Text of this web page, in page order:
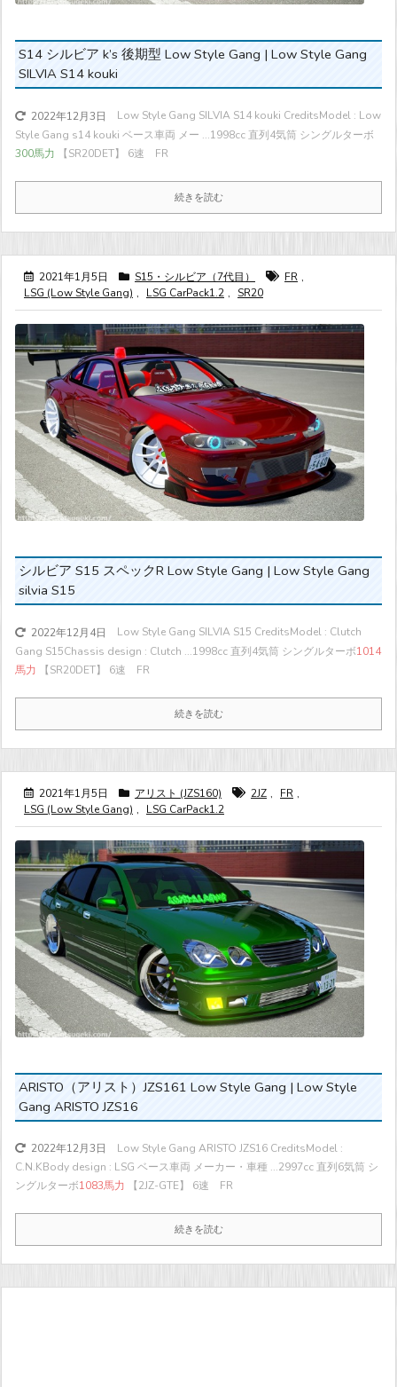
S14 シルビア k’s 後期型 Low Style Gang | Low Style Gang
SILVIA S14 kouki
2022年12月3日
Low Style Gang SILVIA S14 kouki CreditsModel : Low
Style Gang s14 kouki ベース車両 メー ...1998cc 直列4気筒 シングルターボ
300馬力 【SR20DET】 6速 FR
続きを読む
2021年1月5日 S15・シルビア（7代目） FR ,
LSG (Low Style Gang) , LSG CarPack1.2 , SR20
シルビア S15 スペックR Low Style Gang | Low Style Gang
silvia S15
2022年12月4日
Low Style Gang SILVIA S15 CreditsModel : Clutch
Gang S15Chassis design : Clutch ...1998cc 直列4気筒 シングルターボ1014
馬力 【SR20DET】 6速 FR
続きを読む
2021年1月5日 アリスト (JZS160) 2JZ , FR ,
LSG (Low Style Gang) , LSG CarPack1.2
ARISTO（アリスト）JZS161 Low Style Gang | Low Style
Gang ARISTO JZS16
2022年12月3日
Low Style Gang ARISTO JZS16 CreditsModel :
C.N.KBody design : LSG ベース車両 メーカー・車種 ...2997cc 直列6気筒 シ
ングルターボ1083馬力 【2JZ-GTE】 6速 FR
続きを読む